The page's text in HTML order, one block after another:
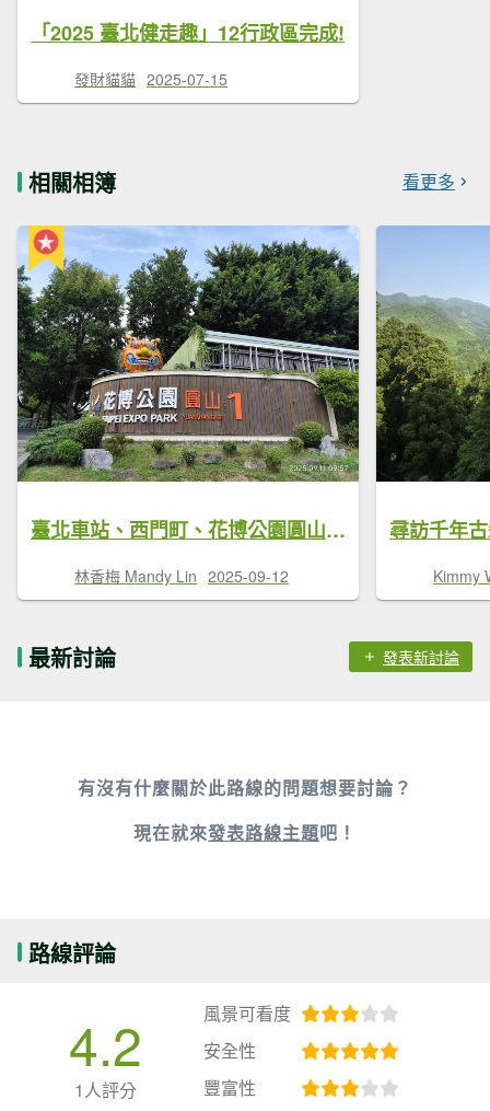
「2025 臺北健走趣」12行政區完成!
發財貓貓 2025-07-15
相關相簿 看更多
臺北車站、西門町、花博公園圓山園區、撫順公園、臺北市立美術館、大港墘公園【臺北健走趣】
林香梅 Mandy Lin 2025-09-12
尋訪千年
Kimmy
最新討論 發表新討論
有沒有什麼關於此路線的問題想要討論？
現在就來發表路線主題吧！
路線評論
4.2
1人評分
風景可看度
安全性
豐富性